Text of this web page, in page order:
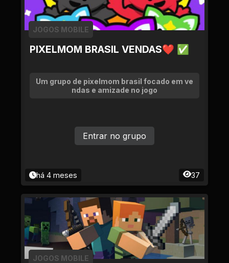
PIXELMOM BRASIL VENDAS❤ ✅
JOGOS MOBILE
Um grupo de pixelmom brasil focado em ve
ndas e amizade no jogo
há 4 meses 37
Entrar no grupo
JOGOS MOBILE